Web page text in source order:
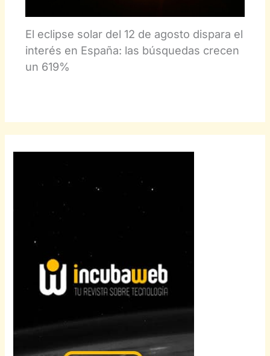
El eclipse solar del 12 de agosto dispara el
interés en España: las búsquedas crecen
un 619%